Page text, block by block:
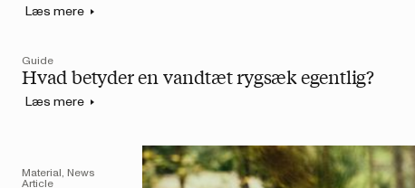
Læs mere
Guide
Hvad betyder en vandtæt rygsæk egentlig?
Læs mere
Material, News
Article